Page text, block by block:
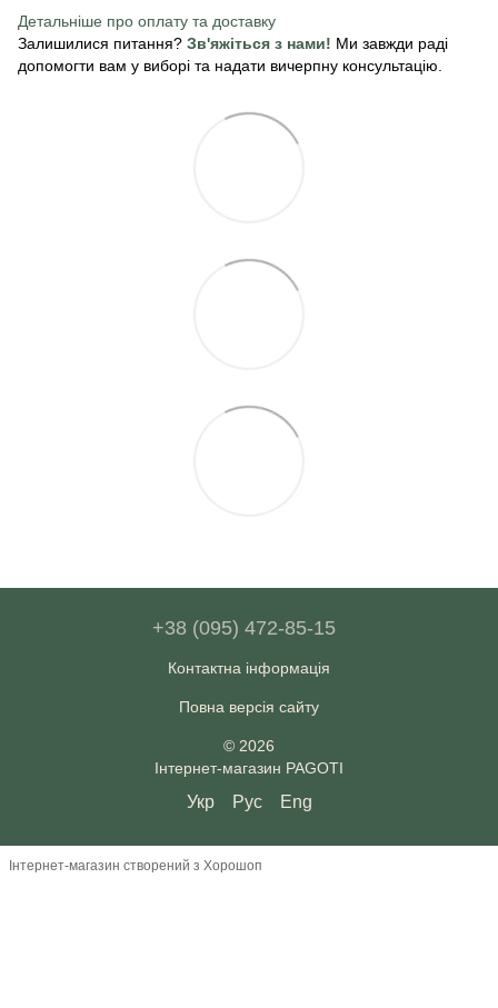
Детальніше про оплату та доставку
Залишилися питання? Зв'яжіться з нами! Ми завжди раді
допомогти вам у виборі та надати вичерпну консультацію.
+38 (095) 472-85-15
Контактна інформація
Повна версія сайту
© 2026
Інтернет-магазин PAGOTI
Укр Рус Eng
Інтернет-магазин створений з Хорошоп